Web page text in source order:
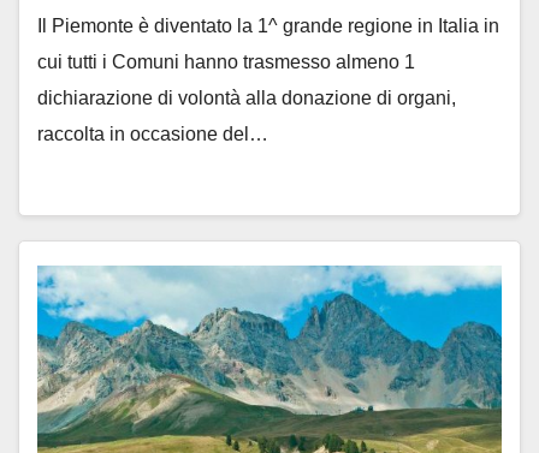
Il Piemonte è diventato la 1^ grande regione in Italia in
cui tutti i Comuni hanno trasmesso almeno 1
dichiarazione di volontà alla donazione di organi,
raccolta in occasione del…